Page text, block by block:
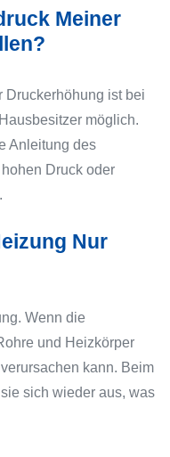
Meiner
Druckerhöhung ist bei
möglich.
Anleitung des
Druck oder
Nur
Wenn die
und Heizkörper
kann. Beim
sich wieder aus, was